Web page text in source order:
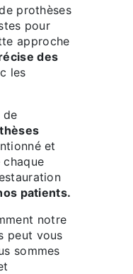
prothèses
pour
approche
des
les
de
et
patients.
notre
peut vous
sommes